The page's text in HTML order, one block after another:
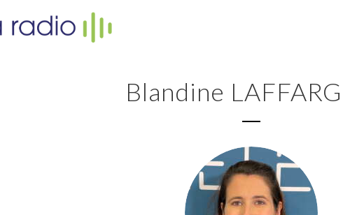
Blandine